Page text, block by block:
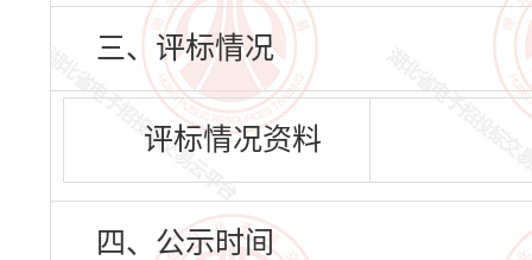
三、评标情况
评标情况资料
四、公示时间